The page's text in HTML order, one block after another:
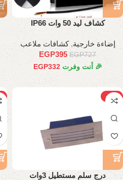
كشاف ليد 50 وات IP66
إضاءة خارجية,كشافات ملاعب
EGP727
EGP395
🎉 أنت وفرت EGP332
-22%
درج سلم مستطيل 3وات